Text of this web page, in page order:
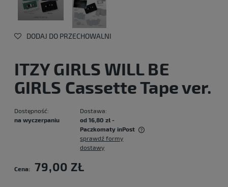
DODAJ DO PRZECHOWALNI
ITZY GIRLS WILL BE
GIRLS Cassette Tape ver.
Dostępność:
na wyczerpaniu
Dostawa:
od 16,80 zł -
Paczkomaty inPost
Cena nie zawiera ewentualnych kosztów płatności
sprawdź formy
dostawy
Cena: 79,00 ZŁ